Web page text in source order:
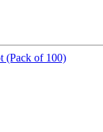
(Pack of 100)